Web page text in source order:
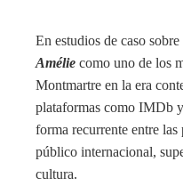
En estudios de caso
Amélie como uno de los
Montmartre en la era
plataformas como IMDb
forma recurrente entre
público internacional,
cultura.